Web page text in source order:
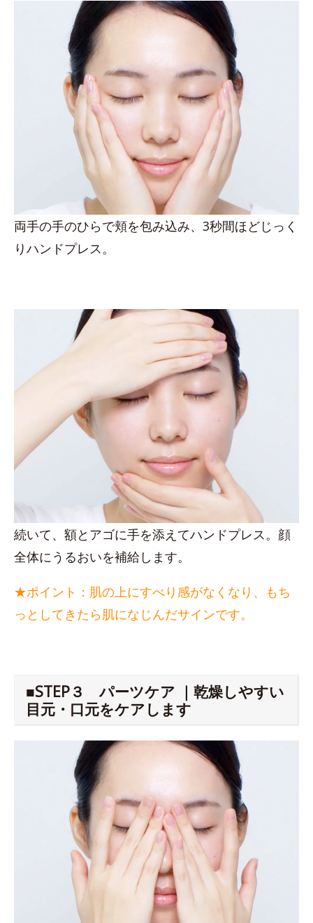
両手の手のひらで頬を包み込み、3秒間ほどじっく
りハンドプレス。
続いて、額とアゴに手を添えてハンドプレス。顔
全体にうるおいを補給します。
★ポイント：肌の上にすべり感がなくなり、もち
っとしてきたら肌になじんだサインです。
■STEP３ パーツケア ｜乾燥しやすい
目元・口元をケアします